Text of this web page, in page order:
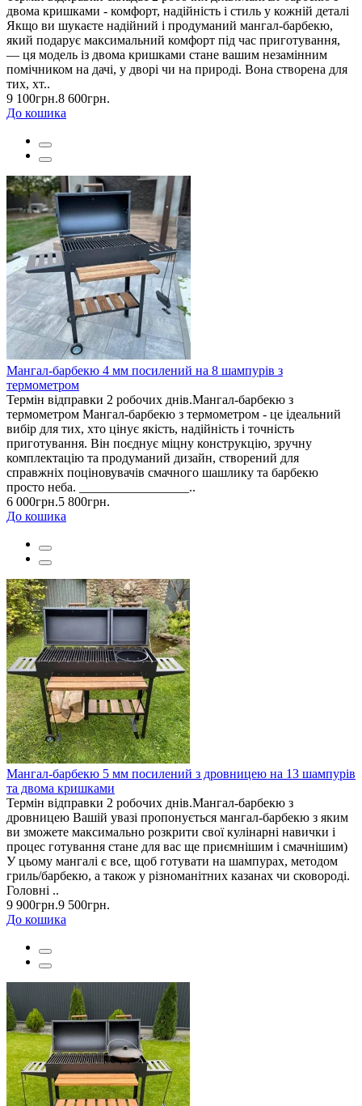
двома кришками - комфорт, надійність і стиль у кожній деталі
Якщо ви шукаєте надійний і продуманий мангал-барбекю,
який подарує максимальний комфорт під час приготування,
— ця модель із двома кришками стане вашим незамінним
помічником на дачі, у дворі чи на природі. Вона створена для
тих, хт..
9 100грн.8 600грн.
До кошика
Мангал-барбекю 4 мм посилений на 8 шампурів з
термометром
Термін відправки 2 робочих днів.Мангал-барбекю з
термометром Мангал-барбекю з термометром - це ідеальний
вибір для тих, хто цінує якість, надійність і точність
приготування. Він поєднує міцну конструкцію, зручну
комплектацію та продуманий дизайн, створений для
справжніх поціновувачів смачного шашлику та барбекю
просто неба. _________________..
6 000грн.5 800грн.
До кошика
Мангал-барбекю 5 мм посилений з дровницею на 13 шампурів
та двома кришками
Термін відправки 2 робочих днів.Мангал-барбекю з
дровницею Вашій увазі пропонується мангал-барбекю з яким
ви зможете максимально розкрити свої кулінарні навички і
процес готування стане для вас ще приємнішим і смачнішим)
У цьому мангалі є все, щоб готувати на шампурах, методом
гриль/барбекю, а також у різноманітних казанах чи сковороді.
Головні ..
9 900грн.9 500грн.
До кошика